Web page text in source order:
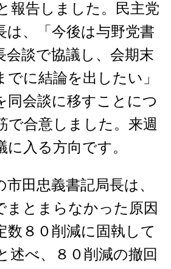
報告しました。民主党
は、「今後は与野党書
会談で協議し、会期末
でに結論を出したい」
同会談に移すことにつ
で合意しました。来週
に入る方向です。
田忠義書記局長は、
まとまらなかった原因
数８０削減に固執して
述べ、８０削減の撤回